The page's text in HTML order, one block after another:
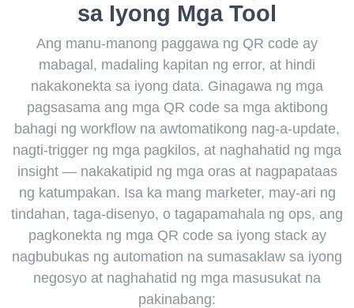
sa Iyong Mga Tool
Ang manu-manong paggawa ng QR code ay
mabagal, madaling kapitan ng error, at hindi
nakakonekta sa iyong data. Ginagawa ng mga
pagsasama ang mga QR code sa mga aktibong
bahagi ng workflow na awtomatikong nag-a-update,
nagti-trigger ng mga pagkilos, at naghahatid ng mga
insight — nakakatipid ng mga oras at nagpapataas
ng katumpakan. Isa ka mang marketer, may-ari ng
tindahan, taga-disenyo, o tagapamahala ng ops, ang
pagkonekta ng mga QR code sa iyong stack ay
nagbubukas ng automation na sumasaklaw sa iyong
negosyo at naghahatid ng mga masusukat na
pakinabang: